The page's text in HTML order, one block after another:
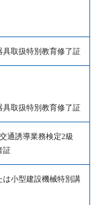
具取扱特別教育修了証
具取扱特別教育修了証
通誘導業務検定2級
証
小型建設機械特別講